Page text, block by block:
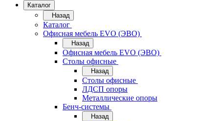
Каталог
Назад
Каталог
Офисная мебель EVO (ЭВО)
Назад
Офисная мебель EVO (ЭВО)
Cтолы офисные
Назад
Cтолы офисные
ЛДСП опоры
Металлические опоры
Бенч-системы
Назад